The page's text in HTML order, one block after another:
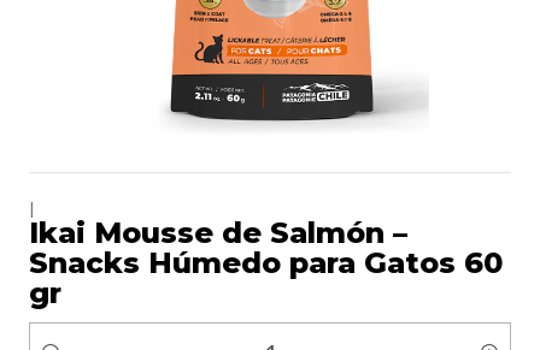
Ikai Mousse de Salmón –
Snacks Húmedo para Gatos 60
gr